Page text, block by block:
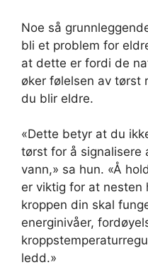
Noe så
bli et problem for
at dette er fordi de
øker følelsen av tørst
du blir eldre.
«Dette betyr at du
tørst for å signalisere
vann,» sa hun. «Å
er viktig for at nesten
kroppen din skal
energinivåer,
ledd.»